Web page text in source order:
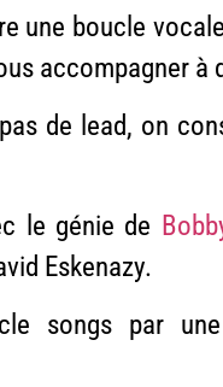
une boucle
accompagner
de lead, on
le génie de
Eskenazy.
songs par